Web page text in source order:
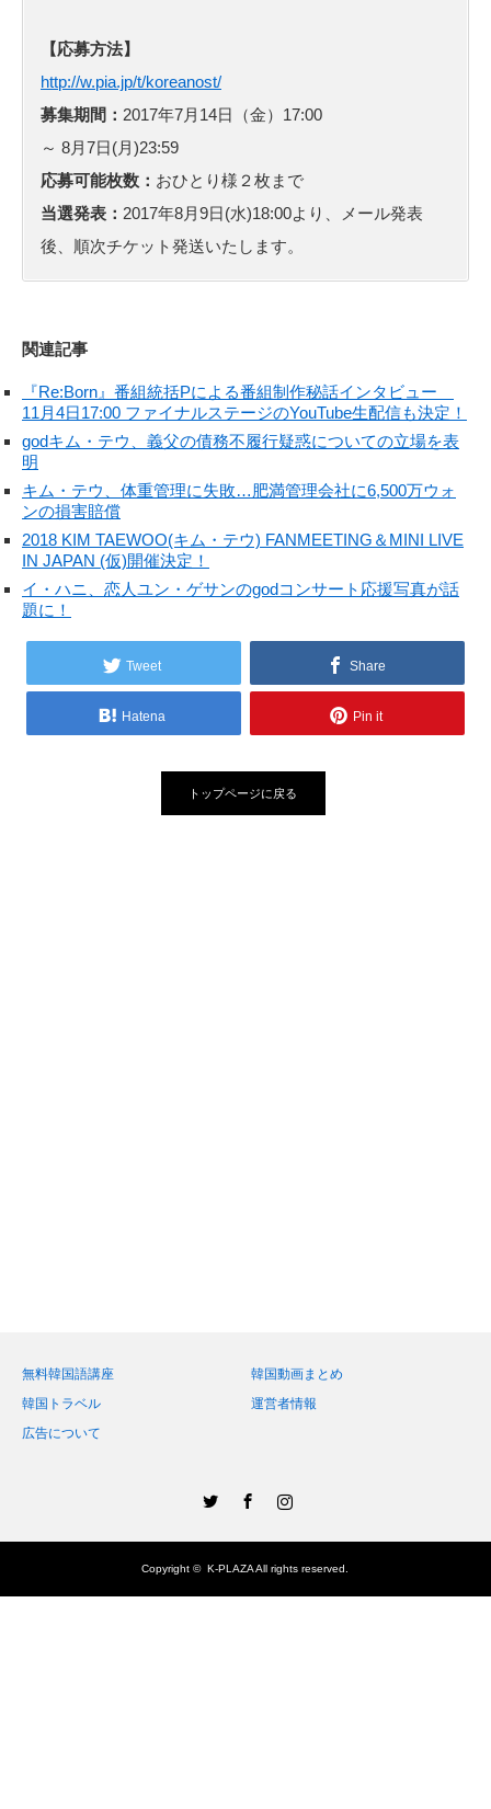
【応募方法】
http://w.pia.jp/t/koreanost/
募集期間： 2017年7月14日（金）17:00
～ 8月7日(月)23:59
応募可能枚数： おひとり様２枚まで
当選発表： 2017年8月9日(水)18:00より、メール発表
後、順次チケット発送いたします。
関連記事
『Re:Born』番組統括Pによる番組制作秘話インタビュー
11月4日17:00 ファイナルステージのYouTube生配信も決定！
godキム・テウ、義父の債務不履行疑惑についての立場を表
明
キム・テウ、体重管理に失敗…肥満管理会社に6,500万ウォ
ンの損害賠償
2018 KIM TAEWOO(キム・テウ) FANMEETING＆MINI LIVE
IN JAPAN (仮)開催決定！
イ・ハニ、恋人ユン・ゲサンのgodコンサート応援写真が話
題に！
Tweet Share
Hatena Pin it
トップページに戻る
無料韓国語講座
韓国動画まとめ
韓国トラベル
運営者情報
広告について
Copyright ©K-PLAZAAll rights reserved.